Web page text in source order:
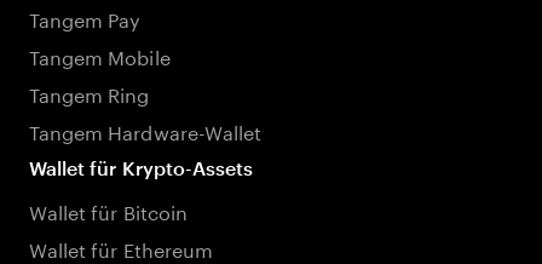
Tangem Pay
Tangem Mobile
Tangem Ring
Tangem Hardware-Wallet
Wallet für Krypto-Assets
Wallet für Bitcoin
Wallet für Ethereum